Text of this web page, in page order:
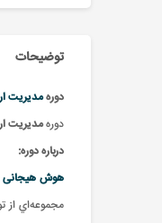
توضیحات
دورهمدیریت
دورهمدیریت
درباره دوره:
هوش هيجانی
مجموعه‌اي از